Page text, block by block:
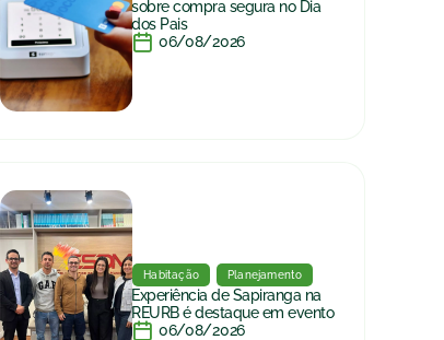
sobre compra segura no Dia
dos Pais
06/08/2026
Habitação Planejamento
Experiência de Sapiranga na
REURB é destaque em evento
06/08/2026